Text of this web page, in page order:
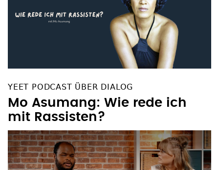
YEET PODCAST ÜBER DIALOG
Mo Asumang: Wie rede ich
mit Rassisten?